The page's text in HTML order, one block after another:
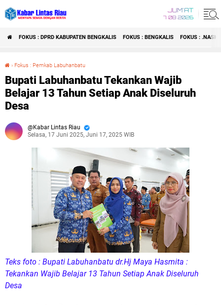
JUM'AT
7 08 2026
FOKUS : DPRD KABUPATEN BENGKALIS FOKUS : BENGKALIS FOKUS :
› Fokus : Pemkab Labuhanbatu
Bupati Labuhanbatu Tekankan Wajib
Belajar 13 Tahun Setiap Anak Diseluruh
Desa
Kabar Lintas Riau
Selasa, 17 Juni 2025, Juni 17, 2025 WIB
Teks foto : Bupati Labuhanbatu dr.Hj Maya Hasmita :
Tekankan Wajib Belajar 13 Tahun Setiap Anak Diseluruh
Desa